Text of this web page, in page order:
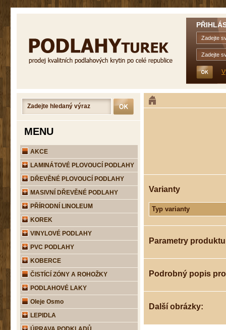
Varianty
Typ varianty
Parametry produktu
Podrobný popis
Další obrázky:
MENU
AKCE
LAMINÁTOVÉ PLOVOUCÍ PODLAHY
DŘEVĚNÉ PLOVOUCÍ PODLAHY
MASIVNÍ DŘEVĚNÉ PODLAHY
PŘÍRODNÍ LINOLEUM
KOREK
VINYLOVÉ PODLAHY
PVC PODLAHY
KOBERCE
ČISTÍCÍ ZÓNY A ROHOŽKY
PODLAHOVÉ LAKY
Oleje Osmo
LEPIDLA